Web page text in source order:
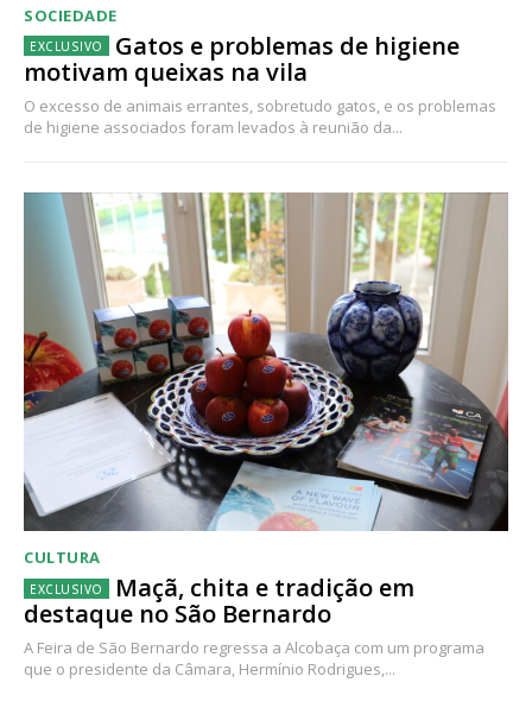
SOCIEDADE
Gatos e problemas de higiene
motivam queixas na vila
O excesso de animais errantes, sobretudo gatos, e os problemas
de higiene associados foram levados à reunião da...
CULTURA
Maçã, chita e tradição em
destaque no São Bernardo
A Feira de São Bernardo regressa a Alcobaça com um programa
que o presidente da Câmara, Hermínio Rodrigues,...